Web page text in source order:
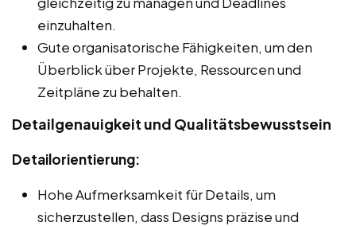
einzuhalten.
Gute organisatorische Fähigkeiten, um den
Überblick über Projekte, Ressourcen und
Zeitpläne zu behalten.
Detailgenauigkeit und Qualitätsbewusstsein
Detailorientierung:
Hohe Aufmerksamkeit für Details, um
sicherzustellen, dass Designs präzise und